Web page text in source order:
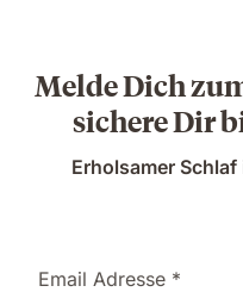
Melde Dich
sichere Dir
Erholsamer
Email Adresse *